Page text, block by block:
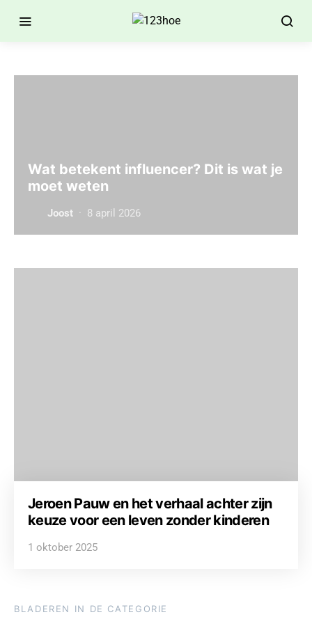
Wat betekent influencer? Dit is wat je
moet weten
Joost 8 april 2026
Jeroen Pauw en het verhaal achter zijn
keuze voor een leven zonder kinderen
1 oktober 2025
BLADEREN IN DE CATEGORIE